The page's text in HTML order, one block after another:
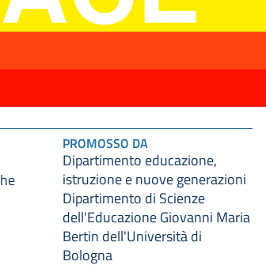
PROMOSSO DA
Dipartimento educazione,
istruzione e nuove generazioni
Dipartimento di Scienze
dell'Educazione Giovanni Maria
Bertin dell'Università di
Bologna